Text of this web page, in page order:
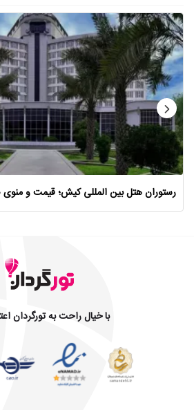
رستوران هتل بین المللی کیش؛ قیمت و منوی
با خیال راحت به تورگردان